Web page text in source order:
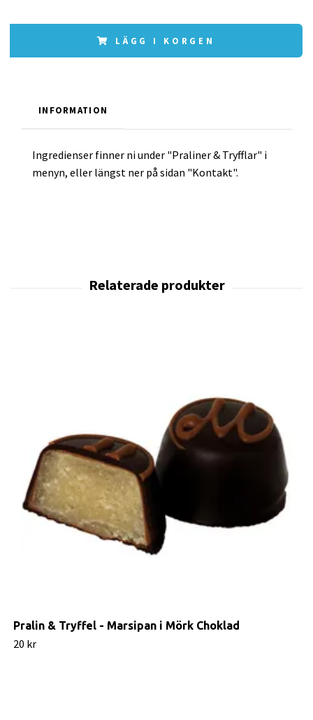
LÄGG I KORGEN
INFORMATION
Ingredienser finner ni under "Praliner & Tryfflar" i
menyn, eller längst ner på sidan "Kontakt".
Pralin & Tryffel - Marsipan i Mörk Choklad
20 kr